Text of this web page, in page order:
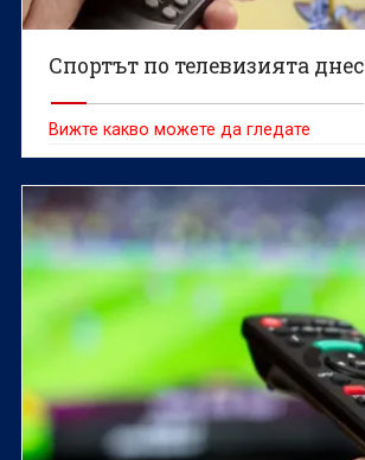
Спортът по телевизията днес
Вижте какво можете да гледате